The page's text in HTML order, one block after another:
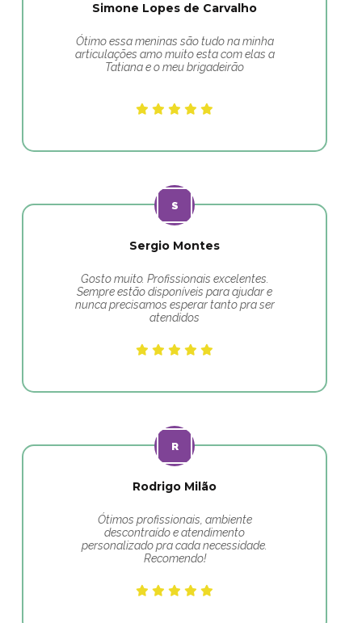
Simone Lopes de Carvalho
Ótimo essa meninas são tudo na minha
articulações amo muito esta com elas a
Tatiana e o meu brigadeirão
Sergio Montes
Gosto muito. Profissionais excelentes.
Sempre estão disponíveis para ajudar e
nunca precisamos esperar tanto pra ser
atendidos
Rodrigo Milão
Ótimos profissionais, ambiente
descontraído e atendimento
personalizado pra cada necessidade.
Recomendo!